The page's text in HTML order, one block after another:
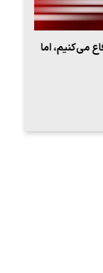
می‌کنیم، اما